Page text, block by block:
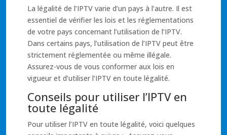
La légalité de l’IPTV varie d’un pays à l’autre. Il est
essentiel de vérifier les lois et les réglementations
de votre pays concernant l’utilisation de l’IPTV.
Dans certains pays, l’utilisation de l’IPTV peut être
strictement réglementée ou même illégale.
Assurez-vous de vous conformer aux lois en
vigueur et d’utiliser l’IPTV en toute légalité.
Conseils pour utiliser l’IPTV en
toute légalité
Pour utiliser l’IPTV en toute légalité, voici quelques